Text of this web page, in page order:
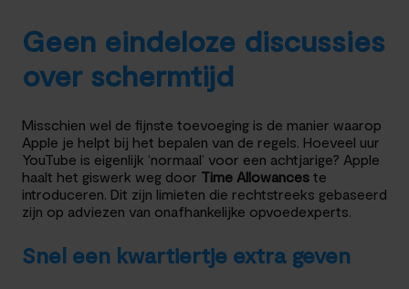
Geen eindeloze discussies
over schermtijd
Misschien wel de fijnste toevoeging is de manier waarop
Apple je helpt bij het bepalen van de regels. Hoeveel uur
YouTube is eigenlijk ‘normaal’ voor een achtjarige? Apple
haalt het giswerk weg door Time Allowances te
introduceren. Dit zijn limieten die rechtstreeks gebaseerd
zijn op adviezen van onafhankelijke opvoedexperts.
Snel een kwartiertje extra geven